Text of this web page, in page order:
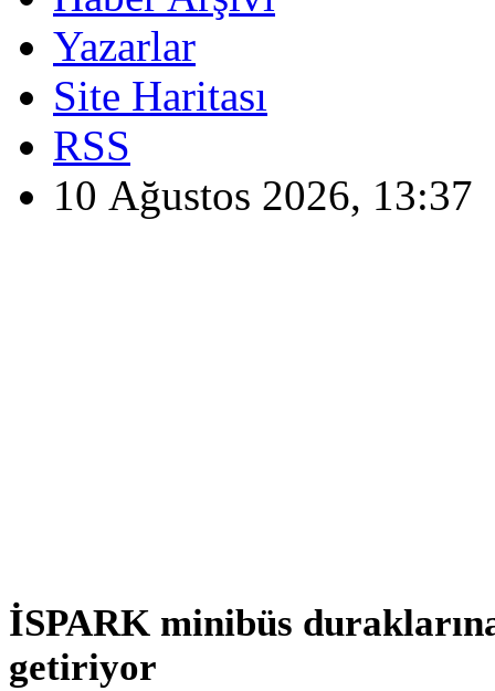
Yazarlar
Site Haritası
RSS
10 Ağustos 2026, 13:37
İSPARK minibüs
getiriyor